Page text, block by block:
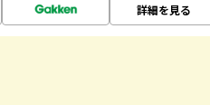
詳細を見る